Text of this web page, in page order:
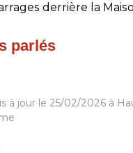
derrière la
parlés
à jour le 25/02/2026 à